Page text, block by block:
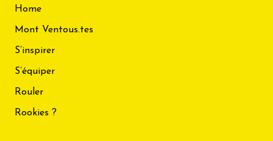
Home
Mont Ventous.tes
S’inspirer
S’équiper
Rouler
Rookies ?